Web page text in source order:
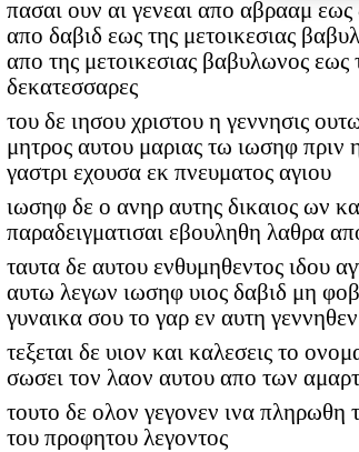
πασαι ουν αι γενεαι απο αβρααμ εως
απο δαβιδ εως της μετοικεσιας
απο της μετοικεσιας βαβυλωνος εως
δεκατεσσαρες
του δε ιησου χριστου η γεννησις
μητρος αυτου μαριας τω ιωσηφ πριν
γαστρι εχουσα εκ πνευματος αγιου
ιωσηφ δε ο ανηρ αυτης δικαιος ων
παραδειγματισαι εβουληθη λαθρα
ταυτα δε αυτου ενθυμηθεντος ιδου
αυτω λεγων ιωσηφ υιος δαβιδ μη
γυναικα σου το γαρ εν αυτη
τεξεται δε υιον και καλεσεις το
σωσει τον λαον αυτου απο των
τουτο δε ολον γεγονεν ινα πληρωθη
του προφητου λεγοντος